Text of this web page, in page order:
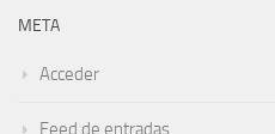
META
Acceder
Feed de entradas